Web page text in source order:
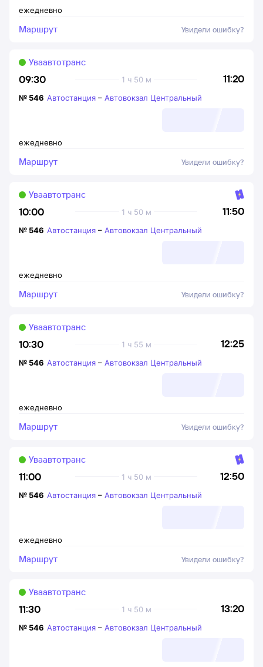
ежедневно
Маршрут Увидели ошибку?
09:30 11:20
1 ч 50 м
Уваавтотранс
ежедневно
№ 546 Автостанция – Автовокзал Центральный
Маршрут Увидели ошибку?
10:00 11:50
1 ч 50 м
Уваавтотранс
ежедневно
№ 546 Автостанция – Автовокзал Центральный
Маршрут Увидели ошибку?
10:30 12:25
1 ч 55 м
Уваавтотранс
ежедневно
№ 546 Автостанция – Автовокзал Центральный
Маршрут Увидели ошибку?
11:00 12:50
1 ч 50 м
Уваавтотранс
ежедневно
№ 546 Автостанция – Автовокзал Центральный
Маршрут Увидели ошибку?
11:30 13:20
1 ч 50 м
Уваавтотранс
№ 546 Автостанция – Автовокзал Центральный